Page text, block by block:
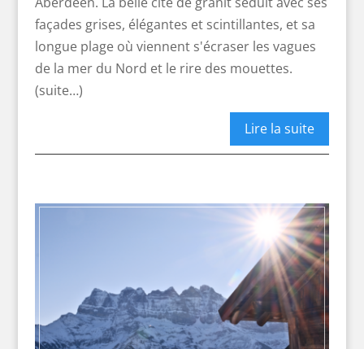
façades grises, élégantes et scintillantes, et sa
longue plage où viennent s'écraser les vagues
de la mer du Nord et le rire des mouettes.
(suite…)
Lire la suite